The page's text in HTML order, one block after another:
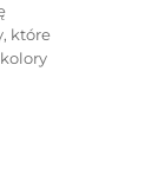
które